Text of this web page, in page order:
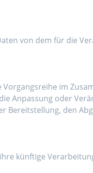
von dem für die
im
Anpassung oder
Bereitstellung, den
künftige